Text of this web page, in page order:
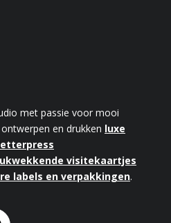
met passie voor mooi
en drukken luxe
visitekaartjes
labels en verpakkingen.